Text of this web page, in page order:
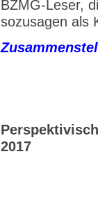
BZMG-Leser,
sozusagen als
2017